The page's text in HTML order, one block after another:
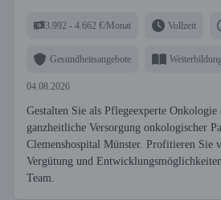
3.992 - 4.662 €/Monat Vollzeit
Gesundheitsangebote
04.08.2026
Gestalten Sie als Pflegeexperte
ganzheitliche Versorgung onkologischer
Clemenshospital Münster. Profitieren Sie
Vergütung und
Team.